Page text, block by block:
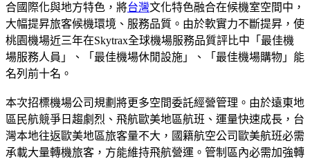
合國際化與地方特色，將台灣文化特色融合在候機室空間中，
大幅提昇旅客候機環境、服務品質。由於軟實力不斷提昇，使
桃園機場近三年在Skytrax全球機場服務品質評比中「最佳機
場服務人員」、「最佳機場休閒設施」、「最佳機場購物」能
名列前十名。
本次招標機場公司規劃將更多空間委託經營管理。由於遠東地
區民航競爭日趨劇烈、飛航歐美地區航班、運量快速成長，台
灣本地往返歐美地區旅客量不大，國籍航空公司歐美航班必需
承載大量轉機旅客，方能維持飛航營運。管制區內必需加強轉